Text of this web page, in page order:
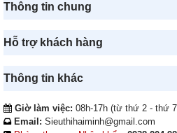
Góp ý - Bảo hành :
Hồ Chí Minh:0902.787.139
Hà Nội:
0918.486.458-
Hải Phòng: 0868.22.7775
Nghệ An:
0969.581.266
Đắk Lắk: 0984.762.139
Cần Thơ:0938 704 139